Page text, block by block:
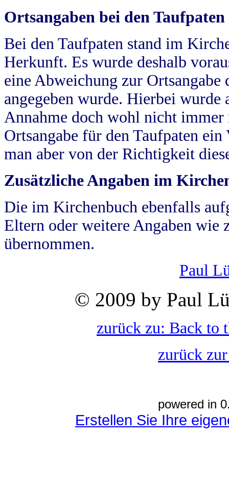
Ortsangaben bei den Taufpaten
Bei den Taufpaten stand im
Herkunft. Es wurde deshalb
eine Abweichung zur
angegeben wurde. Hierbei wurde
Annahme doch wohl nicht
Ortsangabe für den Taufpaten
man aber von der Richtigkeit
Zusätzliche Angaben im
Die im Kirchenbuch ebenfalls
Eltern oder weitere Angaben wie
übernommen.
Paul
© 2009 by Paul
zurück zu: Back to
zurück
powered in
Erstellen Sie Ihre